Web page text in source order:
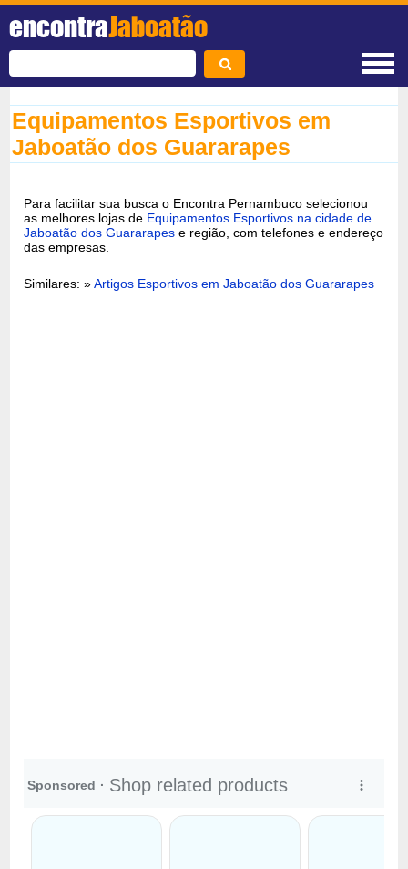
encontraJaboatão
Equipamentos Esportivos em
Jaboatão dos Guararapes
Para facilitar sua busca o Encontra Pernambuco selecionou
as melhores lojas de Equipamentos Esportivos na cidade de
Jaboatão dos Guararapes e região, com telefones e endereço
das empresas.
Similares: »Artigos Esportivos em Jaboatão dos Guararapes